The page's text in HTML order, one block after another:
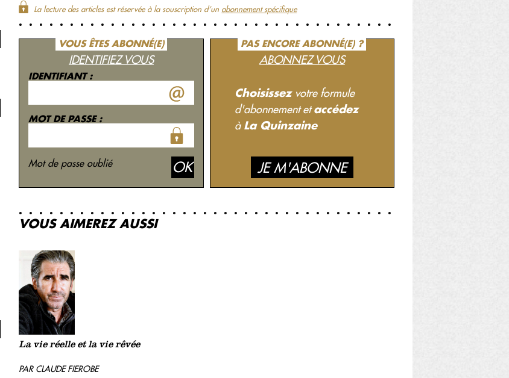
La lecture des articles est réservée à la souscription d‘un abonnement spécifique
VOUS ÊTES ABONNÉ(E)
IDENTIFIEZ VOUS
IDENTIFIANT :
MOT DE PASSE :
Mot de passe oublié
PAS ENCORE ABONNÉ(E) ?
ABONNEZ VOUS
Choisissez votre formule
d'abonnement etaccédez
à La Quinzaine
JE M'ABONNE
VOUS AIMEREZ AUSSI
La vie réelle et la vie rêvée
PAR CLAUDE FIEROBE